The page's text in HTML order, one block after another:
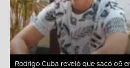
Rodrigo Cuba reveló que sacó 06